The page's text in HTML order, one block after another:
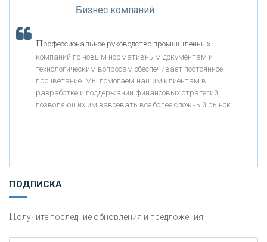
«АБСОЛЮТ БАНК»
«БАНК ВОЗРОЖДЕНИЕ»
АО «КРЕДИТ ЕВРОПА БАНК»
«НАЦИОНАЛЬНЫЙ КЛИРИНГОВЫЙ ЦЕНТР»
«ФК ОТКРЫТИЕ»
Бизнес компаний
Профессиональное руководство промышленных
компаний по новым нормативным документам и
технологическим вопросам обеспечивает постоянное
процветание. Мы помогаем нашим клиентам в
разработке и поддержании финансовых стратегий,
позволяющих им завоевать все более сложный рынок.
ПОДПИСКА
Получите последние обновления и предложения.